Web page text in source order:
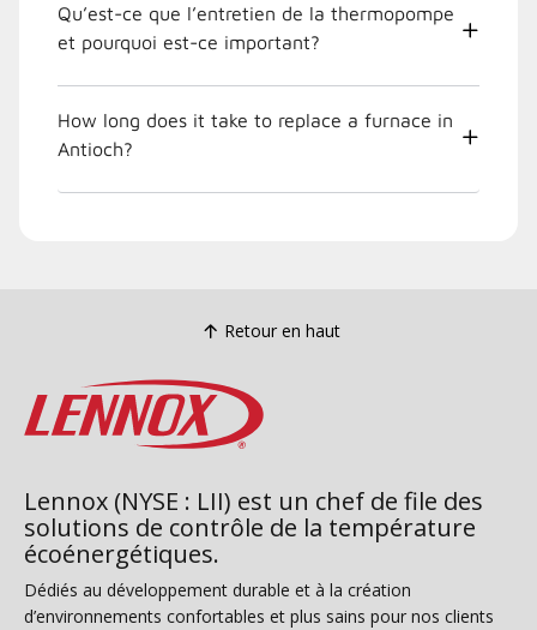
Qu’est-ce que l’entretien de la thermopompe
et pourquoi est-ce important?
How long does it take to replace a furnace in
Antioch?
Retour en haut
Lennox (NYSE : LII) est un chef de file des
solutions de contrôle de la température
écoénergétiques.
Dédiés au développement durable et à la création
d’environnements confortables et plus sains pour nos clients